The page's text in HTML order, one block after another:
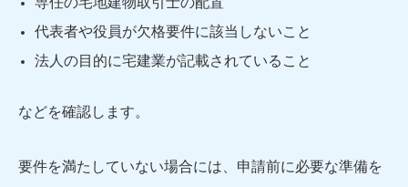
代表者や役員が欠格要件に該当しないこと
法人の目的に宅建業が記載されていること
などを確認します。
要件を満たしていない場合には、申請前に必要な準備を